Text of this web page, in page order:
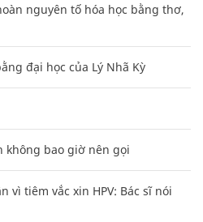
nguyên tố hóa học bằng thơ,
đại học của Lý Nhã Kỳ
không bao giờ nên gọi
vì tiêm vắc xin HPV: Bác sĩ nói